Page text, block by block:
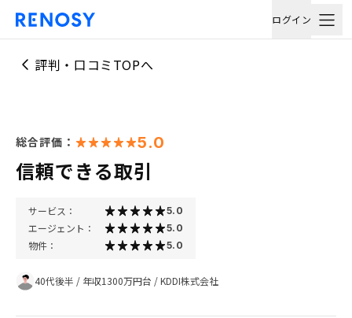
ログイン
評判・口コミTOPへ
総合評価： 5.0
信頼できる取引
サービス： 5.0
エージェント： 5.0
物件： 5.0
40代後半 / 年収1300万円台 /KDDI株式会社